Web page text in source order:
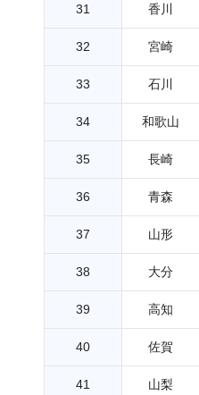
31 香川
32 宮崎
33 石川
34 和歌山
35 長崎
36 青森
37 山形
38 大分
39 高知
40 佐賀
41 山梨